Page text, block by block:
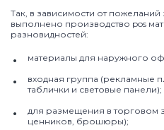
Так, в зависимости от пожеланий
выполнено производство pos
разновидностей:
материалы для наружного
входная группа (рекламные
таблички и световые панели);
для размещения в торговом
ценников, брошюры);